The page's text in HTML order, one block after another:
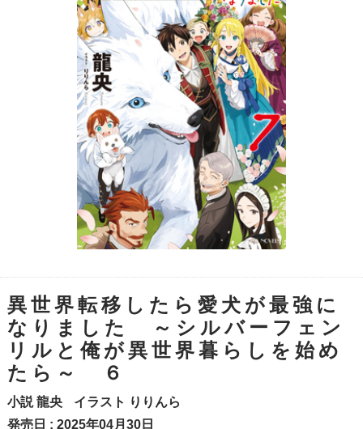
異世界転移したら愛犬が最強に
なりました ～シルバーフェン
リルと俺が異世界暮らしを始め
たら～ ６
小説龍央 イラスト りりんら
発売日 : 2025年04月30日